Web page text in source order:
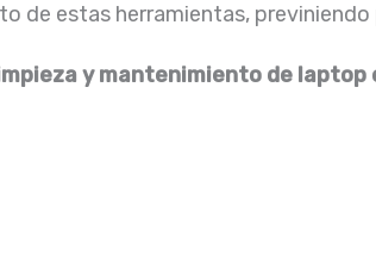
de estas herramientas,
ymantenimiento de laptop